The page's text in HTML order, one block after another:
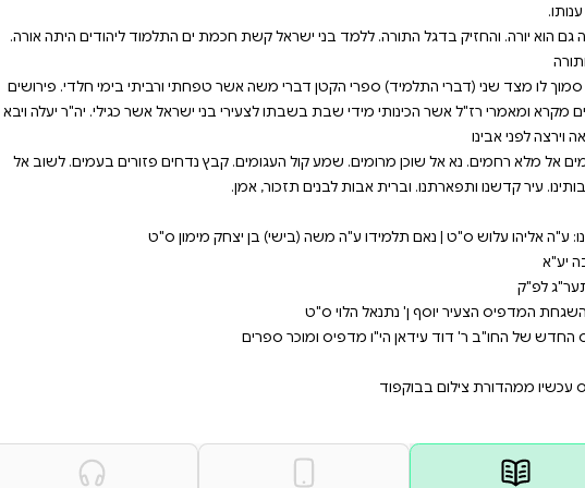
בוא יבוא מצד א' (דברי הרב) הספר הקדוש והיקר ברית ותורה.
בדרך ישרה. קלה וחמורה. אשר חיבר
כק"ש נהדר. הרב המופלא. וכבוד ה' מלא.
ורבינו ועטרת ראשנו במקום גדולתו
חכמת ים התלמוד ליהודים היתה אורה.
אשר טפחתי ורביתי בימי חלדי. פירושים
קבץ נדחים פזורים בעמים. לשוב אל